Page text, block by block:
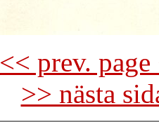
<< prev.
>> nästa